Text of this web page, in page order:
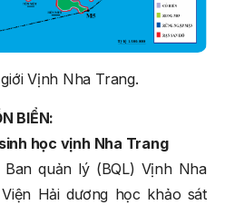
Vịnh Nha Trang.
BIỂN:
học vịnh Nha Trang
quản lý (BQL) Vịnh Nha
Hải dương học khảo sát